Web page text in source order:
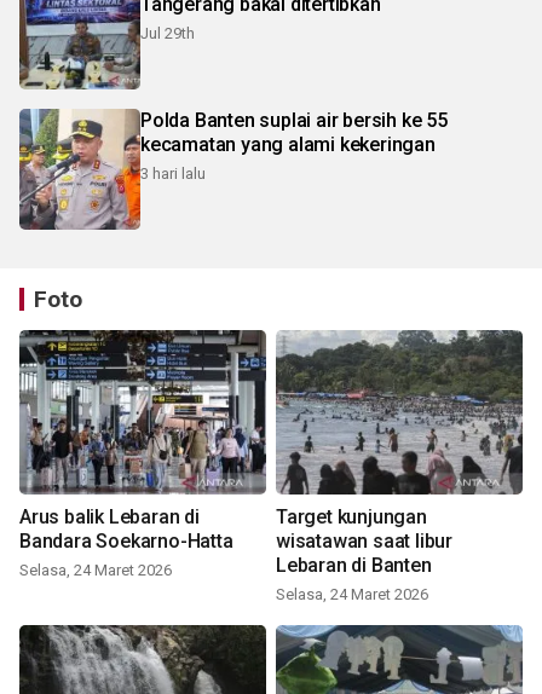
Jul 29th
Polda Banten suplai air bersih ke 55
kecamatan yang alami kekeringan
3 hari lalu
Foto
Arus balik Lebaran di
Bandara Soekarno-Hatta
Selasa, 24 Maret 2026
Target kunjungan
wisatawan saat libur
Lebaran di Banten
Selasa, 24 Maret 2026